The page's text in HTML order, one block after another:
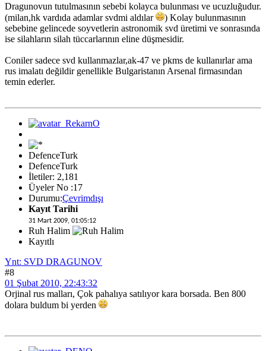
Dragunovun tutulmasının sebebi kolayca bulunması ve ucuzluğudur.
(milan,hk vardıda adamlar svdmi aldılar
) Kolay bulunmasının
sebebine gelincede soyvetlerin astronomik svd üretimi ve sonrasında
ise silahların silah tüccarlarının eline düşmesidir.
Coniler sadece svd kullanmazlar,ak-47 ve pkms de kullanırlar ama
rus imalatı değildir genellikle Bulgaristanın Arsenal firmasından
temin ederler.
DefenceTurk
DefenceTurk
İletiler: 2,181
Üyeler No :17
Durumu:Çevrimdışı
Kayıt Tarihi
31 Mart 2009, 01:05:12
Ruh Halim
Kayıtlı
Ynt: SVD DRAGUNOV
#8
01 Şubat 2010, 22:43:32
Orjinal rus malları, Çok pahalıya satılıyor kara borsada. Ben 800
dolara buldum bi yerden